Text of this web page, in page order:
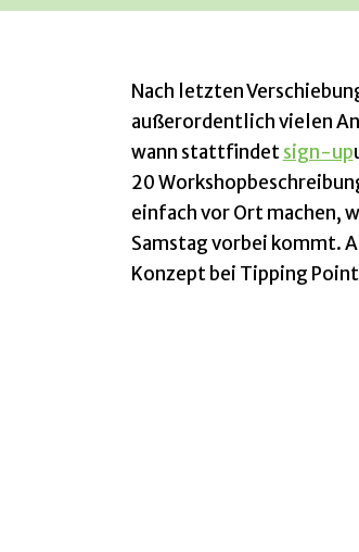
Nach letzten
außerordentlich vielen
wann stattfindetsign-up
20
einfach vor Ort machen,
Samstag vorbei kommt.
Konzept bei Tipping